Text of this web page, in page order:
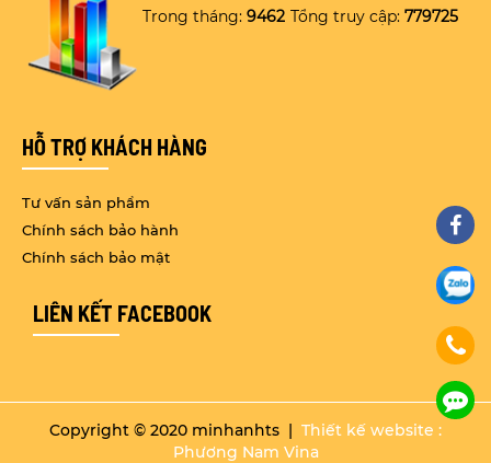
Trong tháng: 9462 Tổng truy cập: 779725
HỖ TRỢ KHÁCH HÀNG
Tư vấn sản phẩm
Chính sách bảo hành
Chính sách bảo mật
LIÊN KẾT FACEBOOK
Copyright © 2020 minhanhts | Thiết kế website :
Phương Nam Vina